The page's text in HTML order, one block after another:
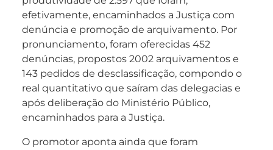
efetivamente, encaminhados a Justiça com
denúncia e promoção de arquivamento. Por
pronunciamento, foram oferecidas 452
denúncias, propostos 2002 arquivamentos e
143 pedidos de desclassificação, compondo o
real quantitativo que saíram das delegacias e
após deliberação do Ministério Público,
encaminhados para a Justiça.
O promotor aponta ainda que foram